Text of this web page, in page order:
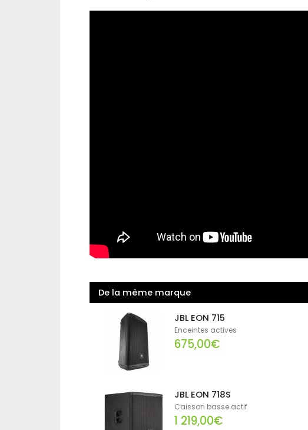
De la même marque
JBL EON 715
Enceintes actives
675,00€
JBL EON 718S
Caisson basse actif
1 219,00€